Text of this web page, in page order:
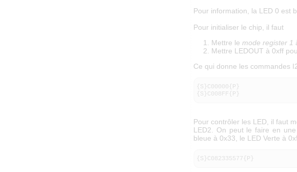
Pour information, la LED 0 est
Pour initialiser le chip, il faut
Mettre le mode register 1
Mettre LEDOUT à 0xff
Ce qui donne les commandes
{S}C00000{P}
{S}C008FF{P}
Pour contrôler les LED, il faut
LED2. On peut le faire en
bleue à 0x33, le LED Verte à
{S}C082335577{P}